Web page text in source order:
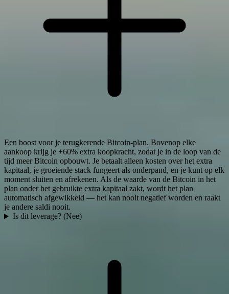
Een boost voor je terugkerende Bitcoin-plan. Bovenop elke
aankoop krijg je +60% extra koopkracht, zodat je in de loop van de
tijd meer Bitcoin opbouwt. Je betaalt alleen kosten over het extra
kapitaal, je groeiende stack fungeert als onderpand, en je kunt op elk
moment sluiten en afrekenen. Als de waarde van de Bitcoin in het
plan onder het gebruikte extra kapitaal zakt, wordt het plan
automatisch afgewikkeld — het kan nooit negatief worden en raakt
je andere saldi nooit.
Is dit leverage? (Nee)